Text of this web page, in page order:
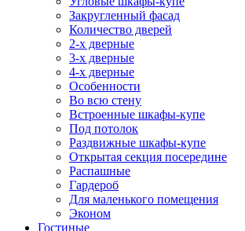
Закругленный фасад
Количество дверей
2-х дверные
3-х дверные
4-х дверные
Особенности
Во всю стену
Встроенные шкафы-купе
Под потолок
Раздвижные шкафы-купе
Открытая секция посередине
Распашные
Гардероб
Для маленького помещения
Эконом
Гостиные